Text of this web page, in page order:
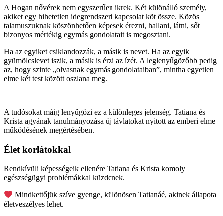
A Hogan nővérek nem egyszerűen ikrek. Két különálló személy,
akiket egy hihetetlen idegrendszeri kapcsolat köt össze. Közös
talamuszuknak köszönhetően képesek érezni, hallani, látni, sőt
bizonyos mértékig egymás gondolatait is megosztani.
Ha az egyiket csiklandozzák, a másik is nevet. Ha az egyik
gyümölcslevet iszik, a másik is érzi az ízét. A leglenyűgözőbb pedig
az, hogy szinte „olvasnak egymás gondolataiban”, mintha egyetlen
elme két test között oszlana meg.
A tudósokat máig lenyűgözi ez a különleges jelenség. Tatiana és
Krista agyának tanulmányozása új távlatokat nyitott az emberi elme
működésének megértésében.
Élet korlátokkal
Rendkívüli képességeik ellenére Tatiana és Krista komoly
egészségügyi problémákkal küzdenek.
Mindkettőjük szíve gyenge, különösen Tatianáé, akinek állapota
életveszélyes lehet.